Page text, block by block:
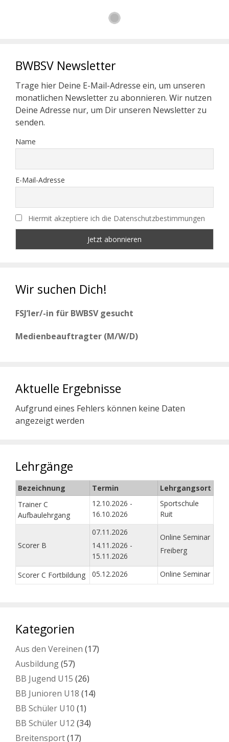
BWBSV Newsletter
Trage hier Deine E-Mail-Adresse ein, um unseren
monatlichen Newsletter zu abonnieren. Wir nutzen
Deine Adresse nur, um Dir unseren Newsletter zu
senden.
Name
E-Mail-Adresse
Hiermit akzeptiere ich die Datenschutzbestimmungen
Wir suchen Dich!
FSJ’ler/-in für BWBSV gesucht
Medienbeauftragter (M/W/D)
Aktuelle Ergebnisse
Aufgrund eines Fehlers können keine Daten
angezeigt werden
Lehrgänge
Bezeichnung Termin
Lehrgangsort
Trainer C
Aufbaulehrgang
12.10.2026 -
16.10.2026
Sportschule
Ruit
Scorer B
07.11.2026
14.11.2026 -
15.11.2026
Online Seminar
Freiberg
Scorer C Fortbildung 05.12.2026 Online Seminar
Kategorien
Aus den Vereinen (17)
Ausbildung(57)
BB Jugend U15 (26)
BB Junioren U18 (14)
BB Schüler U10 (1)
BB Schüler U12 (34)
Breitensport(17)